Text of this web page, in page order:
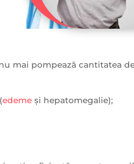
mai pompează cantitatea
edeme și hepatomegalie);